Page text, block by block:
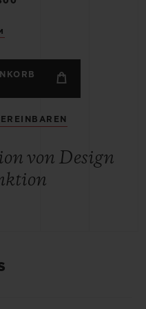
von Design